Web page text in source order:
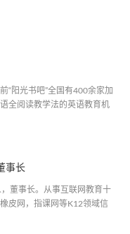
“阳光书吧”全国有400余家加
全阅读教学法的英语教育机
事长
董事长。从事互联网教育十
皮网，指课网等K12领域信